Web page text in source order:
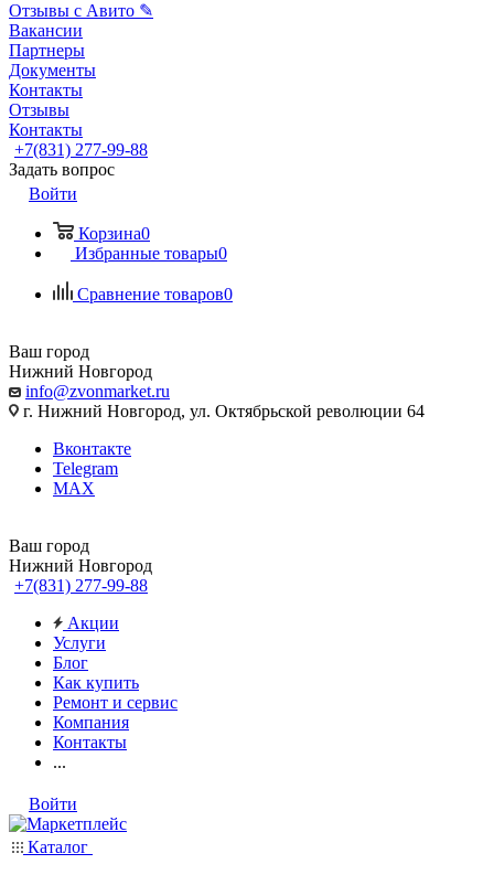
Отзывы с Авито ✎
Вакансии
Партнеры
Документы
Контакты
Отзывы
Контакты
+7(831) 277-99-88
Задать вопрос
Войти
Корзина0
Избранные товары0
Сравнение товаров0
Ваш город
Нижний Новгород
info@zvonmarket.ru
г. Нижний Новгород, ул. Октябрьской революции 64
Вконтакте
Telegram
MAX
Ваш город
Нижний Новгород
+7(831) 277-99-88
Акции
Услуги
Блог
Как купить
Ремонт и сервис
Компания
Контакты
...
Войти
Каталог